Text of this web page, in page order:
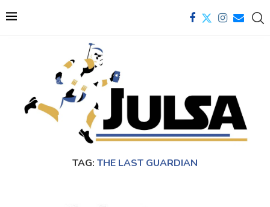
TAG: THE LAST GUARDIAN